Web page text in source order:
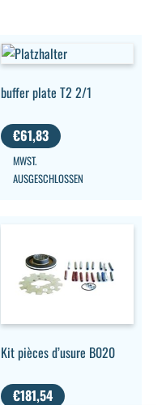
buffer plate T2 2/1
€61,83
MWST.
AUSGESCHLOSSEN
Kit pièces d’usure B020
€181,54